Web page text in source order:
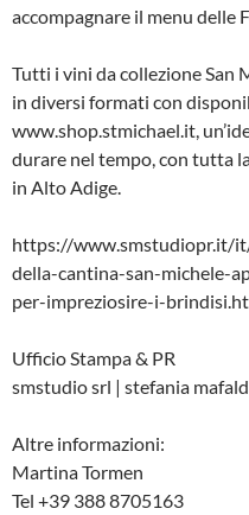
accompagnare il menu delle
Tutti i vini da collezione San
in diversi formati con
www.shop.stmichael.it,
durare nel tempo, con tutta
in Alto Adige.
https://www.smstudiopr.it/
della-cantina-san-michele-
per-impreziosire-i-
Ufficio Stampa & PR
smstudio srl | stefania
Altre informazioni:
Martina Tormen
Tel +39 388 8705163